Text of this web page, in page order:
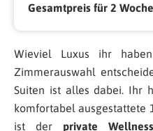
Gesamtpreis für 2
Wieviel Luxus ihr
Zimmerauswahl
Suiten ist alles dabei. Ihr
komfortabel ausgestattete
ist der private